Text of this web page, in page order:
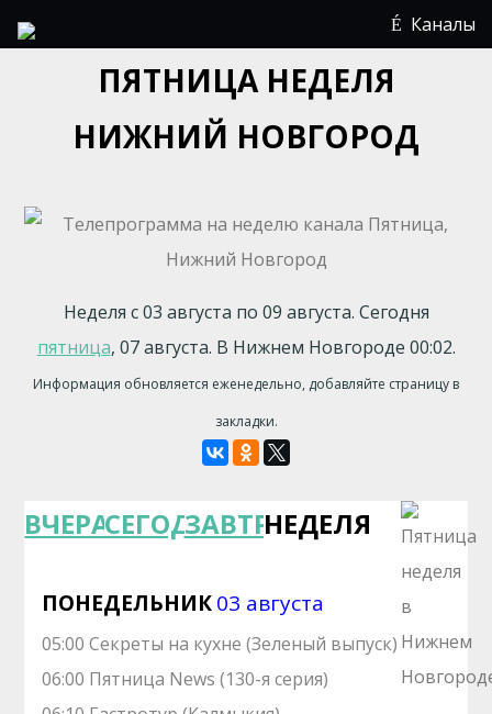
Каналы
ПЯТНИЦА НЕДЕЛЯ
НИЖНИЙ НОВГОРОД
Неделя с 03 августа по 09 августа. Сегодня
пятница, 07 августа. В Нижнем Новгороде 00:02.
Информация обновляется еженедельно, добавляйте страницу в
закладки.
ВЧЕРАСЕГОДНЯЗАВТРАНЕДЕЛЯ
ПОНЕДЕЛЬНИК03 августа
05:00 Секреты на кухне (Зеленый выпуск)
06:00 Пятница News (130-я серия)